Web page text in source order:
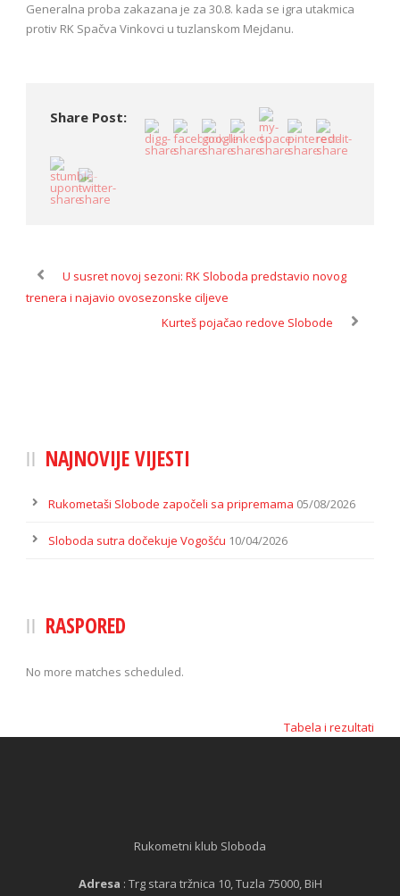
Generalna proba zakazana je za 30.8. kada se igra utakmica
protiv RK Spačva Vinkovci u tuzlanskom Mejdanu.
Share Post:
U susret novoj sezoni: RK Sloboda predstavio novog
trenera i najavio ovosezonske ciljeve
Kurteš pojačao redove Slobode
NAJNOVIJE VIJESTI
Rukometaši Slobode započeli sa pripremama 05/08/2026
Sloboda sutra dočekuje Vogošću 10/04/2026
RASPORED
No more matches scheduled.
Tabela i rezultati
Rukometni klub Sloboda
Adresa : Trg stara tržnica 10, Tuzla 75000, BiH